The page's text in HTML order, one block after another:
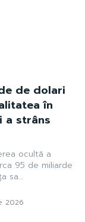
de dolari
în
a strâns
ocultă a
95 de miliarde
sa...
2026